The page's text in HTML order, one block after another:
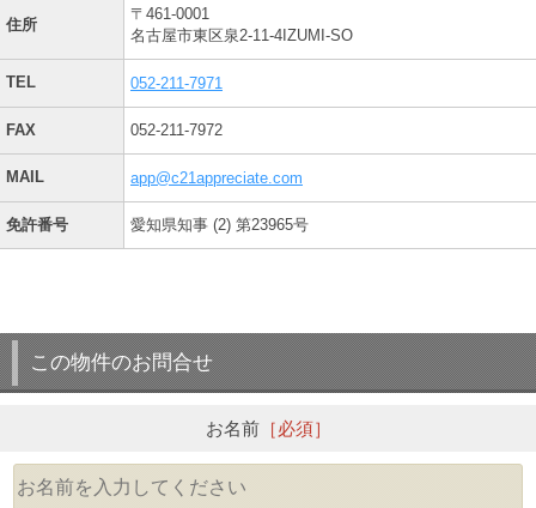
住所
〒461-0001
名古屋市東区泉2-11-4IZUMI-SO
TEL 052-211-7971
FAX 052-211-7972
MAIL app@c21appreciate.com
免許番号 愛知県知事 (2) 第23965号
この物件のお問合せ
お名前［必須］